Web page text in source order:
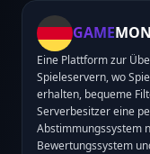
GAME
Eine Plattform zur
Spieleservern, wo
erhalten, bequeme
Serverbesitzer eine
Abstimmungssystem
Bewertungssystem